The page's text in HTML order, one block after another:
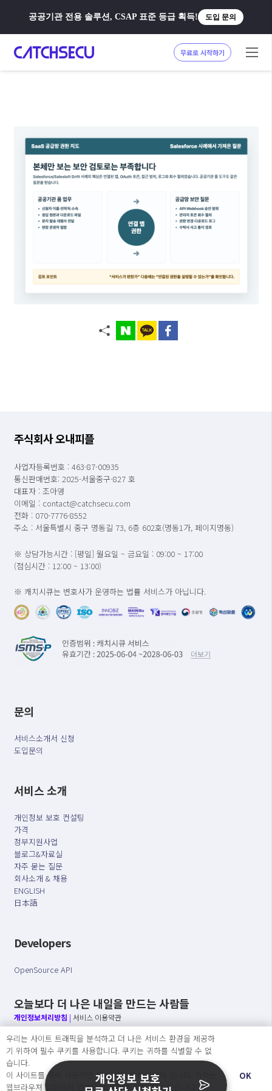
공공기관 전용 솔루션, CSAP 표준 등급 획득! 도입 문의
무료로 시작하기
주식회사 오내피플
사업자등록번호 : 463-87-00935
통신판매번호: 2025-서울중구-827 호
대표자 : 조아영
이메일 : contact@catchsecu.com
전화 : 070-7776-8552
주소 : 서울특별시 중구 명동길 73, 6층 602호(명동1가, 페이지명동)
※ 상담가능시간 : [평일] 월요일 ~ 금요일 : 09:00 ~ 17:00
(점심시간 : 12:00 ~ 13:00)
※ 캐치시큐는 변호사가 운영하는 법률 서비스가 아닙니다.
문의
서비스소개서 신청
도입문의
서비스 소개
개인정보 보호 컨설팅
가격
정부지원사업
블로그&자료실
자주 묻는 질문
회사소개 & 채용
ENGLISH
日本語
Developers
OpenSource API
오늘보다 더 나은 내일을 만드는 사람들
개인정보처리방침 | 서비스 이용약관
○ 개인정보보호 컴플라이언스를 선도하겠습니다.
○ 정보주체의 권리를 보장하겠습니다.
○ 기업의 개인정보보호를 위한 효율적 관리를 보장하겠습니다.
우리는 사이트 트래픽을 분석하고 더 나은 서비스 환경을 제공하
기 위하여 필수 쿠키를 사용합니다. 쿠키는 귀하를 식별할 수 없
습니다.
이 사이트를 계속 사용하면 쿠키 사용에 동의하게 됩니다. 귀하는
웹브라우져 설정에서 언제든지 쿠키를 삭제 할 수있습니다.
OK
개인정보 보호